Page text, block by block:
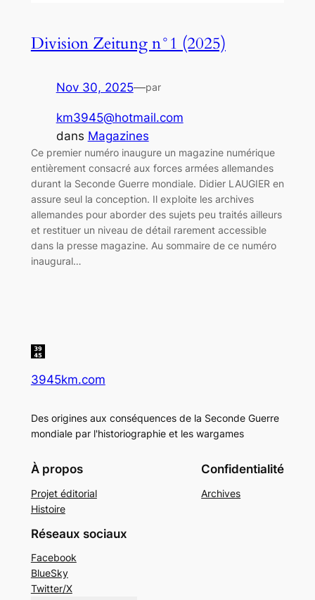
Division Zeitung n°1 (2025)
Nov 30, 2025—par
km3945@hotmail.com
dans Magazines
Ce premier numéro inaugure un magazine numérique
entièrement consacré aux forces armées allemandes
durant la Seconde Guerre mondiale. Didier LAUGIER en
assure seul la conception. Il exploite les archives
allemandes pour aborder des sujets peu traités ailleurs
et restituer un niveau de détail rarement accessible
dans la presse magazine. Au sommaire de ce numéro
inaugural…
3945km.com
Des origines aux conséquences de la Seconde Guerre
mondiale par l'historiographie et les wargames
À propos
Projet éditorial
Histoire
Confidentialité
Archives
Réseaux sociaux
Facebook
BlueSky
Twitter/X